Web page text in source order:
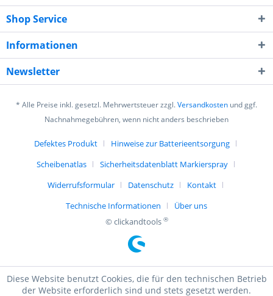
Shop Service
Informationen
Newsletter
* Alle Preise inkl. gesetzl. Mehrwertsteuer zzgl.Versandkosten und ggf.
Nachnahmegebühren, wenn nicht anders beschrieben
Defektes Produkt
Hinweise zur Batterieentsorgung
Scheibenatlas
Sicherheitsdatenblatt Markierspray
Widerrufsformular
Datenschutz
Kontakt
Technische Informationen
Über uns
© clickandtools ®
Diese Website benutzt Cookies, die für den technischen Betrieb
der Website erforderlich sind und stets gesetzt werden.